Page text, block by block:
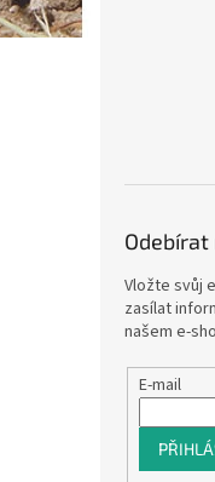
Vložte svůj
zasílat
našem e-
E-mail